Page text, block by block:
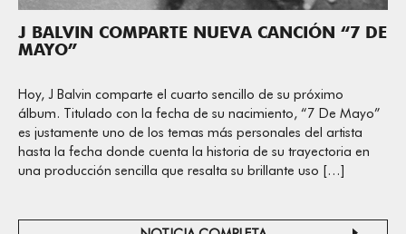
J BALVIN COMPARTE NUEVA CANCIÓN “7 DE
MAYO”
Hoy, J Balvin comparte el cuarto sencillo de su próximo
álbum. Titulado con la fecha de su nacimiento, “7 De Mayo”
es justamente uno de los temas más personales del artista
hasta la fecha donde cuenta la historia de su trayectoria en
una producción sencilla que resalta su brillante uso […]